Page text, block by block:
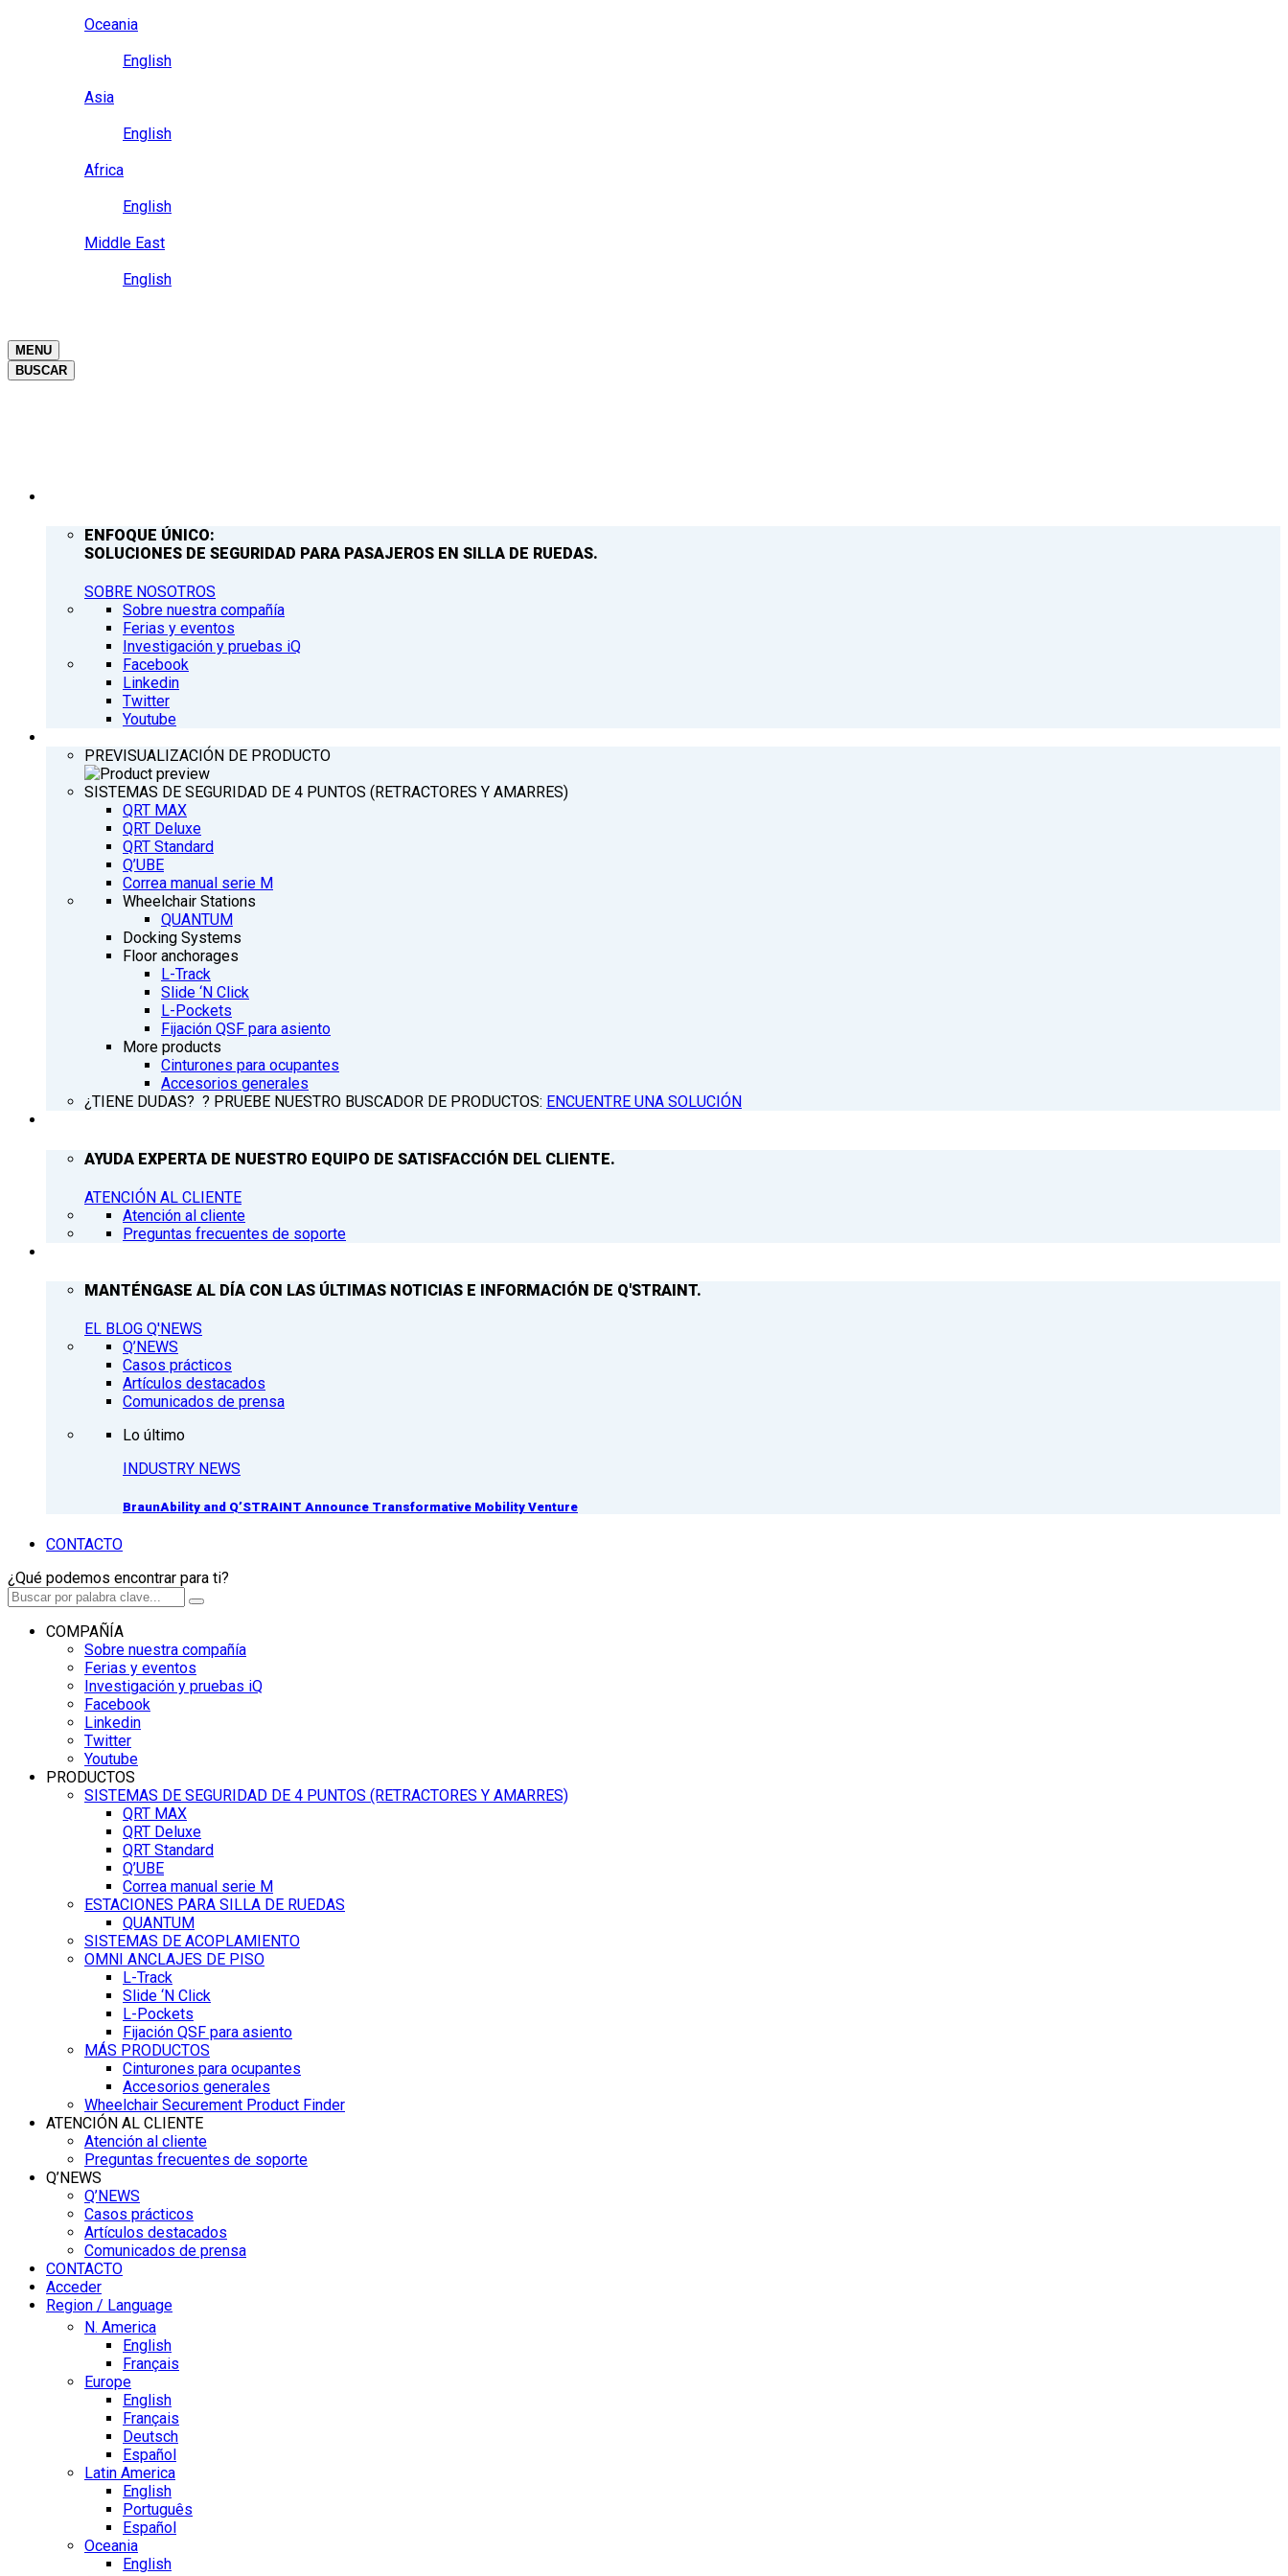
Oceania
English
Asia
English
Africa
English
Middle East
English
MENU
BUSCAR
ENFOQUE ÚNICO:
SOLUCIONES DE SEGURIDAD PARA PASAJEROS EN SILLA DE RUEDAS.
SOBRE NOSOTROS
Sobre nuestra compañía
Ferias y eventos
Investigación y pruebas iQ
Facebook
Linkedin
Twitter
Youtube
PREVISUALIZACIÓN DE PRODUCTO
SISTEMAS DE SEGURIDAD DE 4 PUNTOS (RETRACTORES Y AMARRES)
QRT MAX
QRT Deluxe
QRT Standard
Q’UBE
Correa manual serie M
Wheelchair Stations
QUANTUM
Docking Systems
Floor anchorages
L-Track
Slide ‘N Click
L-Pockets
Fijación QSF para asiento
More products
Cinturones para ocupantes
Accesorios generales
¿TIENE DUDAS? ? PRUEBE NUESTRO BUSCADOR DE PRODUCTOS: ENCUENTRE UNA SOLUCIÓN
AYUDA EXPERTA DE NUESTRO EQUIPO DE SATISFACCIÓN DEL CLIENTE.
ATENCIÓN AL CLIENTE
Atención al cliente
Preguntas frecuentes de soporte
MANTÉNGASE AL DÍA CON LAS ÚLTIMAS NOTICIAS E INFORMACIÓN DE Q'STRAINT.
EL BLOG Q'NEWS
Q’NEWS
Casos prácticos
Artículos destacados
Comunicados de prensa
Lo último
INDUSTRY NEWS
BraunAbility and Q’STRAINT Announce Transformative Mobility Venture
CONTACTO
¿Qué podemos encontrar para ti?
COMPAÑÍA
Sobre nuestra compañía
Ferias y eventos
Investigación y pruebas iQ
Facebook
Linkedin
Twitter
Youtube
PRODUCTOS
SISTEMAS DE SEGURIDAD DE 4 PUNTOS (RETRACTORES Y AMARRES)
QRT MAX
QRT Deluxe
QRT Standard
Q’UBE
Correa manual serie M
ESTACIONES PARA SILLA DE RUEDAS
QUANTUM
SISTEMAS DE ACOPLAMIENTO
OMNI ANCLAJES DE PISO
L-Track
Slide ‘N Click
L-Pockets
Fijación QSF para asiento
MÁS PRODUCTOS
Cinturones para ocupantes
Accesorios generales
Wheelchair Securement Product Finder
ATENCIÓN AL CLIENTE
Atención al cliente
Preguntas frecuentes de soporte
Q’NEWS
Q’NEWS
Casos prácticos
Artículos destacados
Comunicados de prensa
CONTACTO
Acceder
Region / Language
N. America
English
Français
Europe
English
Français
Deutsch
Español
Latin America
English
Português
Español
Oceania
English